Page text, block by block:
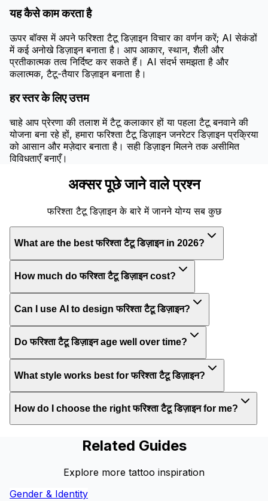
यह कैसे काम करता है
ऊपर बॉक्स में अपने फरिश्ता टैटू डिज़ाइन विचार का वर्णन करें; AI सेकंडों
में कई अनोखे डिज़ाइन बनाता है। आप आकार, स्थान, शैली और
प्रतीकात्मक तत्व निर्दिष्ट कर सकते हैं। AI संदर्भ समझता है और
कलात्मक, टैटू-तैयार डिज़ाइन बनाता है।
हर स्तर के लिए उत्तम
चाहे आप प्रेरणा की तलाश में टैटू कलाकार हों या पहला टैटू बनवाने की
योजना बना रहे हों, हमारा फरिश्ता टैटू डिज़ाइन जनरेटर डिज़ाइन प्रक्रिया
को आसान और मज़ेदार बनाता है। सही डिज़ाइन मिलने तक असीमित
विविधताएँ बनाएँ।
अक्सर पूछे जाने वाले प्रश्न
फरिश्ता टैटू डिज़ाइन के बारे में जानने योग्य सब कुछ
What are the best फरिश्ता टैटू डिज़ाइन in 2026?
How much do फरिश्ता टैटू डिज़ाइन cost?
Can I use AI to design फरिश्ता टैटू डिज़ाइन?
Do फरिश्ता टैटू डिज़ाइन age well over time?
What style works best for फरिश्ता टैटू डिज़ाइन?
How do I choose the right फरिश्ता टैटू डिज़ाइन for me?
Related Guides
Explore more tattoo inspiration
Gender & Identity